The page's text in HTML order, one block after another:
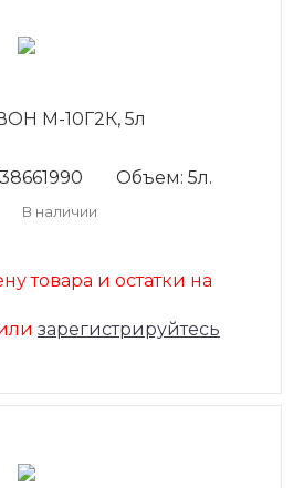
М-10Г2К, 5л
Объем: 5л.
В наличии
товара и остатки на
зарегистрируйтесь